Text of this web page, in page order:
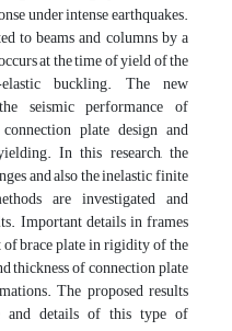
under intense earthquakes.
to beams and columns by a
at the time of yield of the
buckling. The new
seismic performance of
plate design and
In this research, the
and also the inelastic finite
are investigated and
Important details in frames
brace plate in rigidity of the
thickness of connection plate
The proposed results
details of this type of